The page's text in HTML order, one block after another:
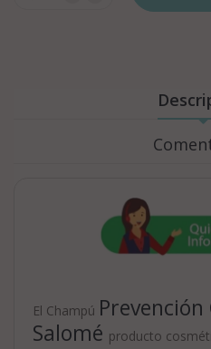
El Champú
Salomé producto